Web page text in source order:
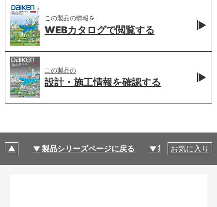
この製品の情報を
WEBカタログで閲覧する
この製品の
設計・施工情報を確認する
製品シリーズページに戻る 製品仕様
お気に入り